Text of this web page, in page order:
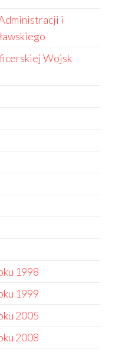
i
Wojsk
1998
1999
2005
2008